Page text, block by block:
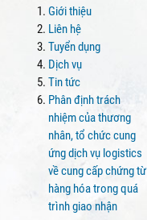
Giới thiệu
Liên hệ
Tuyển dụng
Dịch vụ
Tin tức
Phân định trách
nhiệm của thương
nhân, tổ chức cung
ứng dịch vụ logistics
về cung cấp chứng từ
hàng hóa trong quá
trình giao nhận